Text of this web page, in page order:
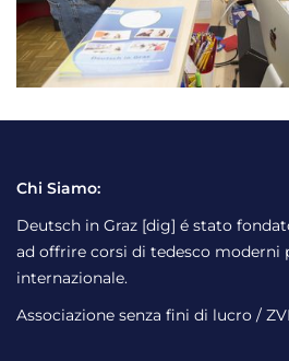
Chi Siamo:
Deutsch in Graz [dig] é stato
ad offrire corsi di tedesco moderni
internazionale.
Associazione senza fini di lucro /